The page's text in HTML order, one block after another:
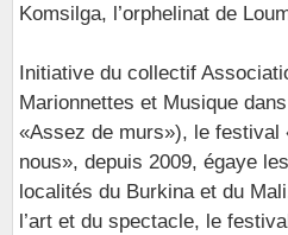
Komsilga, l’orphelinat de
Initiative du collectif
Marionnettes et Musique
«Assez de murs»), le festival
nous», depuis 2009, égaye
localités du Burkina et du
l’art et du spectacle, le